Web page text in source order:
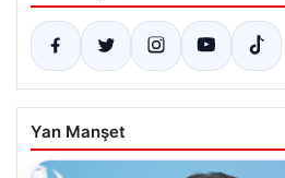
Yan Manşet